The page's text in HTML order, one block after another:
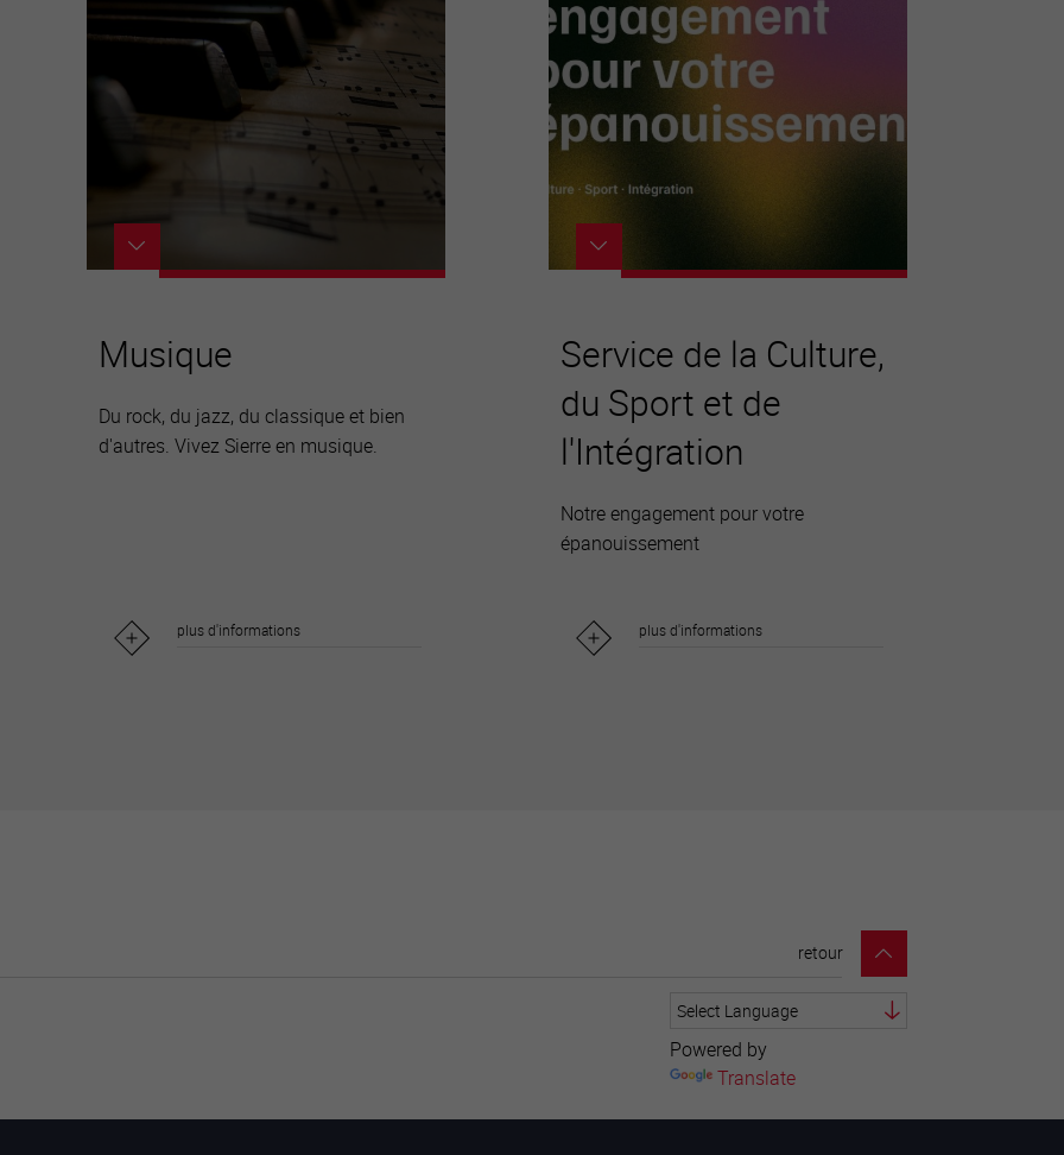
Musique
Du rock, du jazz, du classique et bien
d'autres. Vivez Sierre en musique.
plus d'informations
Service de la Culture,
du Sport et de
l'Intégration
Notre engagement pour votre
épanouissement
plus d'informations
Powered by
Translate
retour